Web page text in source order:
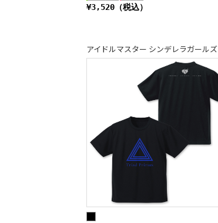
¥3,520（税込）
アイドルマスター シンデレラガールズ